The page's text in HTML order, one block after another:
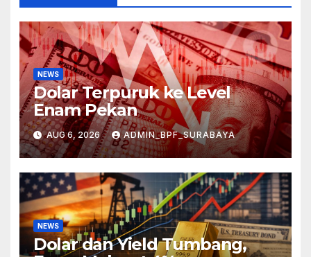
NEWS
Dolar Terpuruk ke Level
Enam Pekan
AUG 6, 2026 ADMIN_BPF_SURABAYA
NEWS
Dolar dan Yield Tumbang,